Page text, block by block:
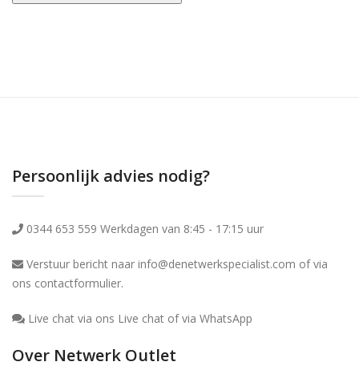
Persoonlijk advies nodig?
0344 653 559 Werkdagen van 8:45 - 17:15 uur
Verstuur bericht naar info@denetwerkspecialist.com of via
ons contactformulier.
Live chat via ons Live chat of via WhatsApp
Over Netwerk Outlet